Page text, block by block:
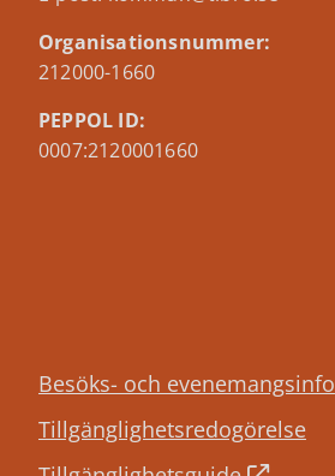
Organisationsnummer:
212000-1660
PEPPOL ID:
0007:2120001660
Besöks- och evenemangsinfo
Tillgänglighetsredogörelse